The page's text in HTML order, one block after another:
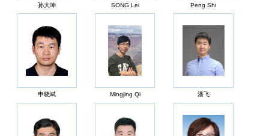
孙大坤 SONG Lei Peng Shi
申晓斌 Mingjing Qi 潘飞